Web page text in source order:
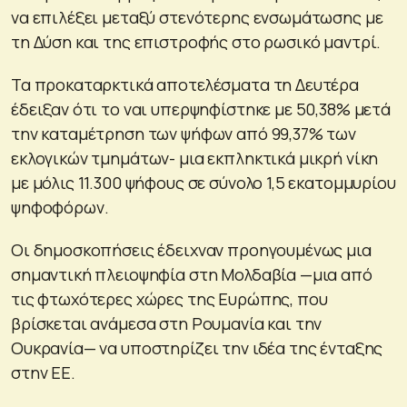
να επιλέξει μεταξύ στενότερης ενσωμάτωσης με
τη Δύση και της επιστροφής στο ρωσικό μαντρί.
Τα προκαταρκτικά αποτελέσματα τη Δευτέρα
έδειξαν ότι το ναι υπερψηφίστηκε με 50,38% μετά
την καταμέτρηση των ψήφων από 99,37% των
εκλογικών τμημάτων- μια εκπληκτικά μικρή νίκη
με μόλις 11.300 ψήφους σε σύνολο 1,5 εκατομμυρίου
ψηφοφόρων.
Οι δημοσκοπήσεις έδειχναν προηγουμένως μια
σημαντική πλειοψηφία στη Μολδαβία —μια από
τις φτωχότερες χώρες της Ευρώπης, που
βρίσκεται ανάμεσα στη Ρουμανία και την
Ουκρανία— να υποστηρίζει την ιδέα της ένταξης
στην ΕΕ.